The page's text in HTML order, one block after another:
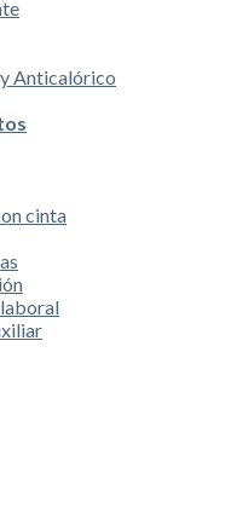
Anticalórico
cinta